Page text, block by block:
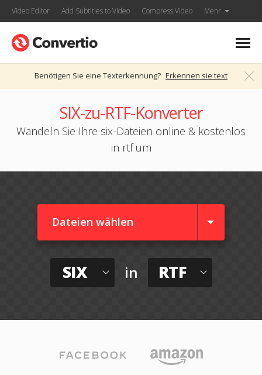
Video Editor Add Subtitles to Video Compress Video Mehr
Benötigen Sie eine Texterkennung? Erkennen sie text
SIX-zu-RTF-Konverter
Wandeln Sie Ihre six-Dateien online & kostenlos
in rtf um
Dateien wählen
SIX in RTF